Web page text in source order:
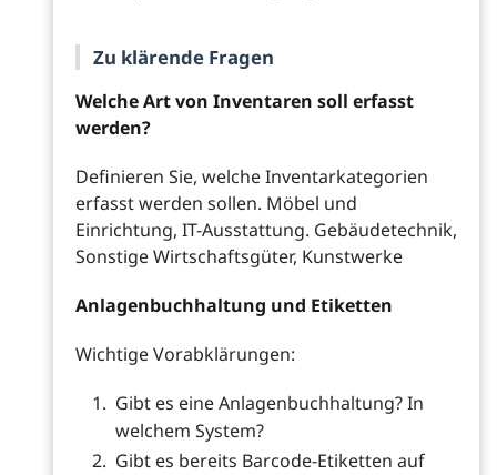
Zu klärende Fragen
Welche Art von Inventaren soll erfasst
werden?
Definieren Sie, welche Inventarkategorien
erfasst werden sollen. Möbel und
Einrichtung, IT-Ausstattung. Gebäudetechnik,
Sonstige Wirtschaftsgüter, Kunstwerke
Anlagenbuchhaltung und Etiketten
Wichtige Vorabklärungen:
Gibt es eine Anlagenbuchhaltung? In
welchem System?
Gibt es bereits Barcode-Etiketten auf